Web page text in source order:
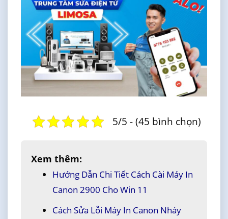
5/5 - (45 bình chọn)
Xem thêm:
Hướng Dẫn Chi Tiết Cách Cài Máy In
Canon 2900 Cho Win 11
Cách Sửa Lỗi Máy In Canon Nháy